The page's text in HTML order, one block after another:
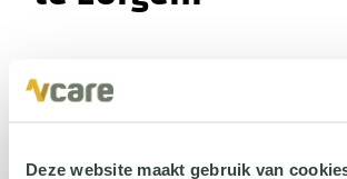
Deze website maakt gebruik van